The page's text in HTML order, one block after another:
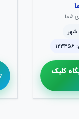
شما
شهر
کلیک